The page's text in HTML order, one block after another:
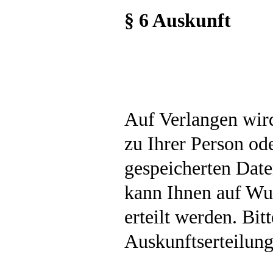
§ 6 Auskunft
Auf Verlangen
zu Ihrer Person
gespeicherten
kann Ihnen auf
erteilt werden.